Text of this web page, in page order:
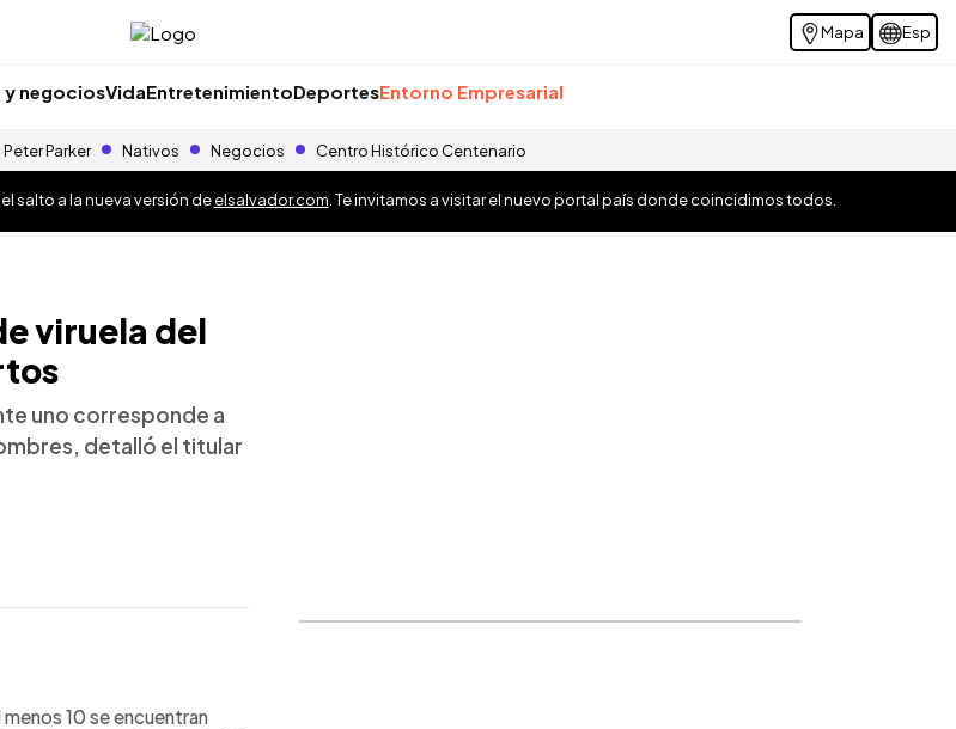
Mapa Esp
y negociosVidaEntretenimientoDeportesEntorno Empresarial
Peter Parker Nativos Negocios Centro Histórico Centenario
salto a la nueva versión deelsalvador.com . Te invitamos a visitar el nuevo portal país donde coincidimos todos.
viruela del
uno corresponde a
detalló el titular
10 se encuentran